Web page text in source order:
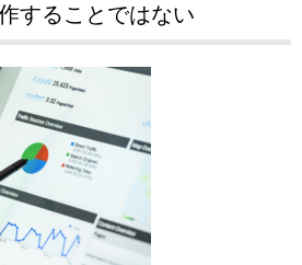
することではない